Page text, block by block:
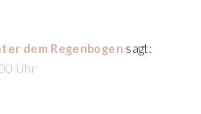
dem Regenbogen sagt:
Uhr